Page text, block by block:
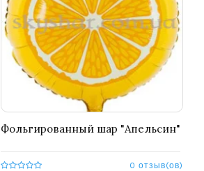
Фольгированный шар "Апельсин"
0 отзыв(ов)